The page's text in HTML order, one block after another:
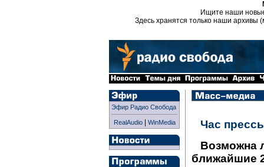
Ищите наши
Здесь хранятся только наши архивы
Эфир Радио Свобода
RealAudio| WinMedia
Час
Возможна
ближайшие